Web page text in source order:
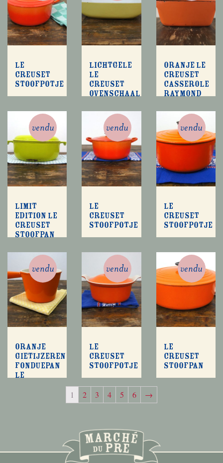
Le
Creuset
stoofpotje
Lichtgele
Le
Creuset
ovenschaal
Raymond
Loewy
Oranje Le
Creuset
casserole
Raymond
Limit
edition Le
Creuset
stoofpan
vendu
Le
Creuset
stoofpotje
vendu
Le
Creuset
stoofpotje
vendu
Oranje
gietijzeren
fonduepan
Le
vendu
Le
Creuset
stoofpotje
vendu
Le
Creuset
stoofpan
vendu
1 2 3 4 5 6 →